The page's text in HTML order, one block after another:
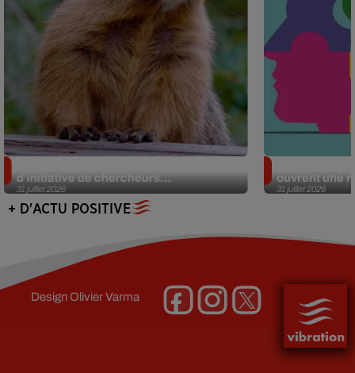
31 juillet 2026
d’initiative de chercheurs...
31 juillet 2026
ouvrent une
+ D'ACTU POSITIVE
DesignOlivier Varma